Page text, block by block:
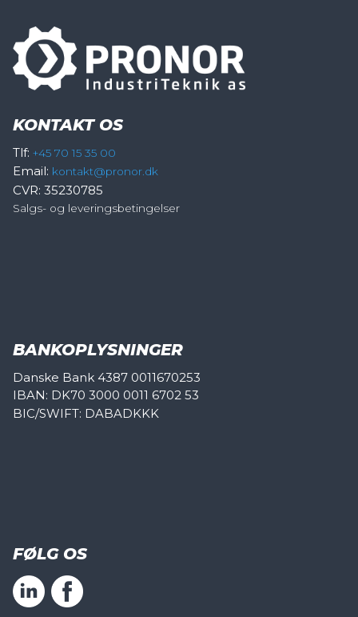
KONTAKT OS
Tlf: +45 70 15 35 00
Email: kontakt@pronor.dk
CVR: 35230785
Salgs- og leveringsbetingelser
BANKOPLYSNINGER
Danske Bank 4387 0011670253
IBAN: DK70 3000 0011 6702 53
BIC/SWIFT: DABADKKK
FØLG OS